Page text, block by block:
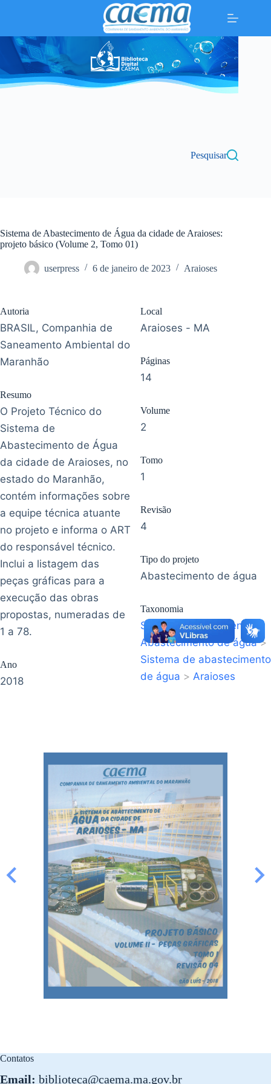
conteúdo
Pesquisar
Sistema de Abastecimento de Água da cidade de Araioses:
projeto básico (Volume 2, Tomo 01)
userpress 6 de janeiro de 2023 Araioses
Autoria
BRASIL, Companhia de
Saneamento Ambiental do
Maranhão
Resumo
O Projeto Técnico do
Sistema de
Abastecimento de Água
da cidade de Araioses, no
estado do Maranhão,
contém informações sobre
a equipe técnica atuante
no projeto e informa o ART
do responsável técnico.
Inclui a listagem das
peças gráficas para a
execução das obras
propostas, numeradas de
1 a 78.
Ano
2018
Local
Araioses - MA
Páginas
14
Volume
2
Tomo
1
Revisão
4
Tipo do projeto
Abastecimento de água
Taxonomia
Saneamento Ambiental>
Abastecimento de água>
Sistema de abastecimento
de água > Araioses
Contatos
Email: biblioteca@caema.ma.gov.br